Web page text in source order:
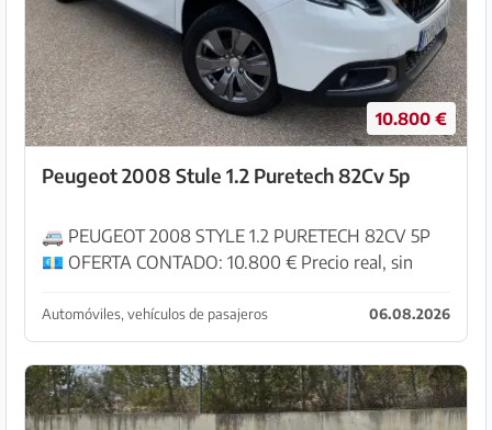
10.800 €
Peugeot 2008 Stule 1.2 Puretech 82Cv 5p
🚐 PEUGEOT 2008 STYLE 1.2 PURETECH 82CV 5P
💶 OFERTA CONTADO: 10.800 € Precio real, sin
de ocasión Vehículos revisados en n...
Automóviles, vehículos de pasajeros 06.08.2026